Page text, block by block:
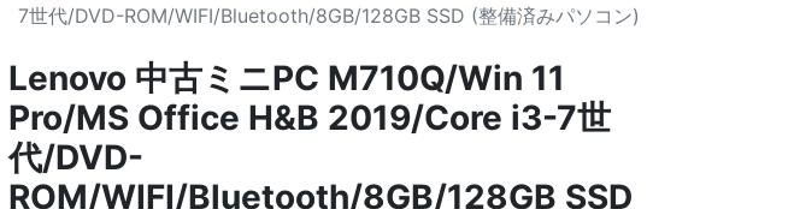
7世代/DVD-ROM/WIFI/Bluetooth/8GB/128GB SSD (整備済みパソコン)
Lenovo 中古ミニPC M710Q/Win 11
Pro/MS Office H&B 2019/Core i3-7世
代/DVD-
ROM/WIFI/Bluetooth/8GB/128GB SSD